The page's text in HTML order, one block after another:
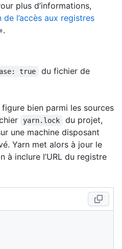
plus d’informations,
l’accès aux registres
true
du fichier de
bien parmi les sources
yarn.lock
du projet,
une machine disposant
Yarn met alors à jour le
à inclure l’URL du registre